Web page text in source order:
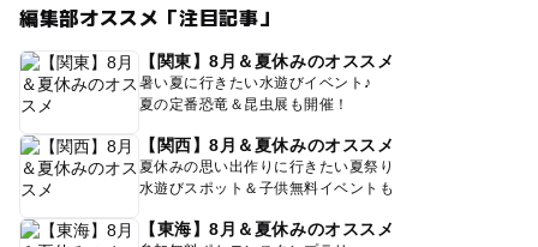
編集部オススメ「注目記事」
【関東】8月＆夏休みのオススメ
暑い夏に行きたい水遊びイベント♪
夏の定番恐竜＆昆虫展も開催！
【関西】8月＆夏休みのオススメ
夏休みの思い出作りに行きたい夏祭り
水遊びスポット＆子供無料イベントも
【東海】8月＆夏休みのオススメ